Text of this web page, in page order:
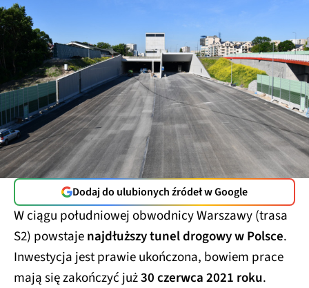
Dodaj do ulubionych źródeł w Google
W ciągu południowej obwodnicy Warszawy (trasa
S2) powstajenajdłuższy tunel drogowy w Polsce.
Inwestycja jest prawie ukończona, bowiem prace
mają się zakończyć już30 czerwca 2021 roku.